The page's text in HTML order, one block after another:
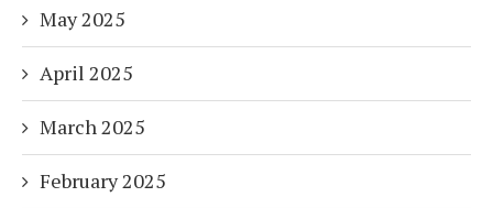
May 2025
April 2025
March 2025
February 2025